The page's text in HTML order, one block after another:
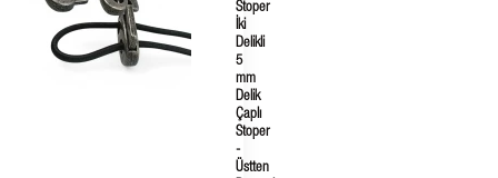
Stoper
İki
Delikli
5
mm
Delik
Çaplı
Stoper
-
Üstten